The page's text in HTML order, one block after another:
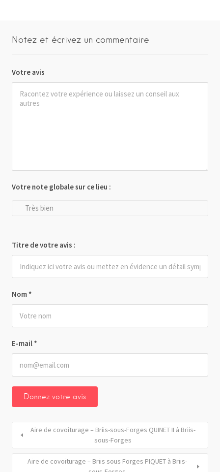
Notez et écrivez un commentaire
Votre avis
Nom *
E-mail *
Votre note globale sur ce lieu :
Très bien
Titre de votre avis :
Aire de covoiturage – Briis-sous-Forges QUINET II à Briis-
sous-Forges
Aire de covoiturage – Briis sous Forges PIQUET à Briis-